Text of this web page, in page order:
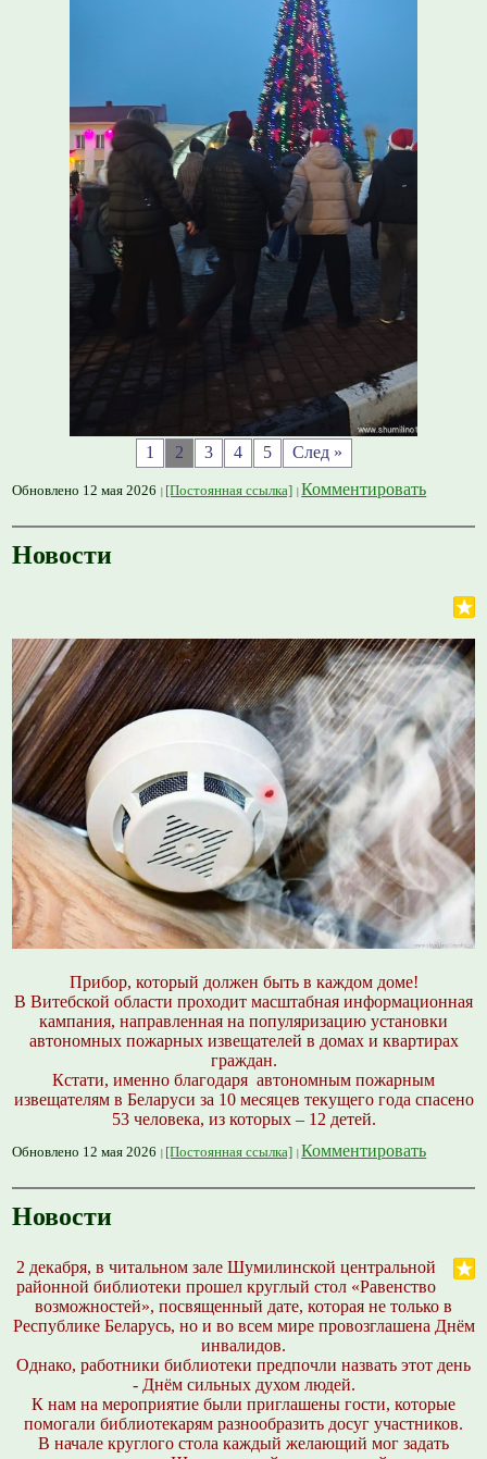
1 2 3 4 5 След »
Обновлено 12 мая 2026 [Постоянная ссылка] Комментировать
Новости
Прибор, который должен быть в каждом доме!
В Витебской области проходит масштабная информационная
кампания, направленная на популяризацию установки
автономных пожарных извещателей в домах и квартирах
граждан.
Кстати, именно благодаря автономным пожарным
извещателям в Беларуси за 10 месяцев текущего года спасено
53 человека, из которых – 12 детей.
Обновлено 12 мая 2026 [Постоянная ссылка] Комментировать
Новости
2 декабря, в читальном зале Шумилинской центральной
районной библиотеки прошел круглый стол «Равенство
возможностей», посвященный дате, которая не только в
Республике Беларусь, но и во всем мире провозглашена Днём
инвалидов.
Однако, работники библиотеки предпочли назвать этот день
- Днём сильных духом людей.
К нам на мероприятие были приглашены гости, которые
помогали библиотекарям разнообразить досуг участников.
В начале круглого стола каждый желающий мог задать